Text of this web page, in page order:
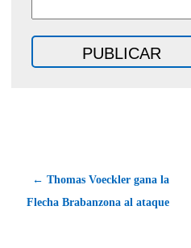
← Thomas Voeckler gana la
Flecha Brabanzona al ataque